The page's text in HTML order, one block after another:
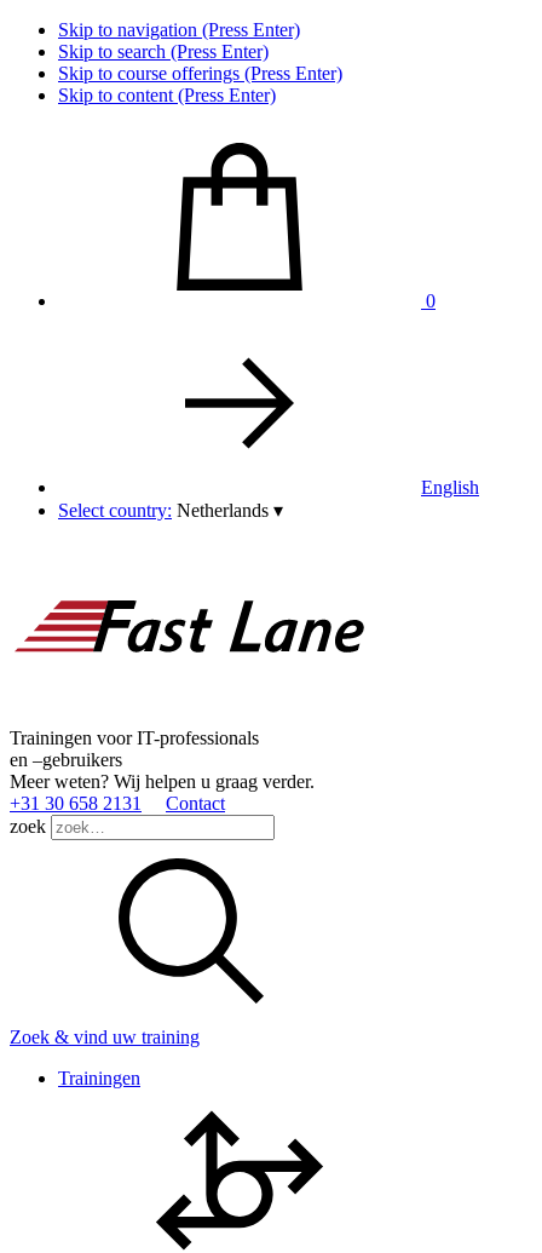
Skip to navigation (Press Enter)
Skip to search (Press Enter)
Skip to course offerings (Press Enter)
Skip to content (Press Enter)
0
English
Select country: Netherlands ▾
Trainingen voor IT-professionals
en –gebruikers
Meer weten? Wij helpen u graag verder.
+31 30 658 2131
Contact
zoek
Zoek & vind uw training
Trainingen